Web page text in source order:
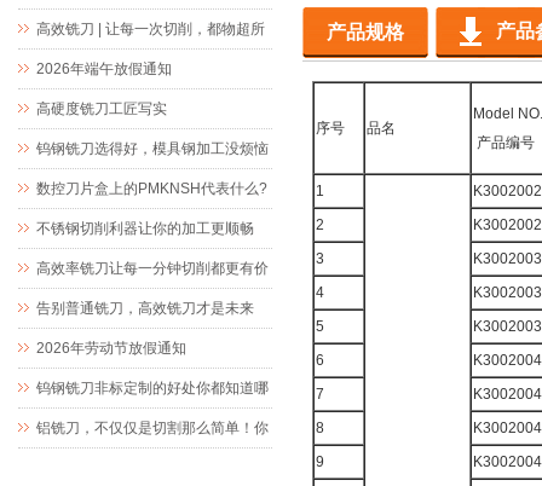
究竟藏着什么玄机
高效铣刀 | 让每一次切削，都物超所
值
2026年端午放假通知
高硬度铣刀工匠写实
钨钢铣刀选得好，模具钢加工没烦恼
数控刀片盒上的PMKNSH代表什么?
不锈钢切削利器让你的加工更顺畅
高效率铣刀让每一分钟切削都更有价
值
告别普通铣刀，高效铣刀才是未来
2026年劳动节放假通知
钨钢铣刀非标定制的好处你都知道哪
些？
铝铣刀，不仅仅是切割那么简单！你
产品规格 产品
序号 品名
Model
产品编号
1
2
3
4
5
6
7
8
9